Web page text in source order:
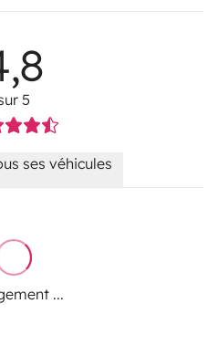
5
ses véhicules
...